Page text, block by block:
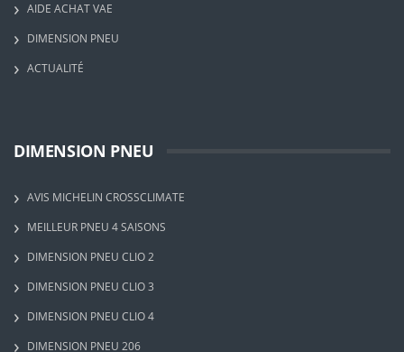
AIDE ACHAT VAE
DIMENSION PNEU
ACTUALITÉ
DIMENSION PNEU
AVIS MICHELIN CROSSCLIMATE
MEILLEUR PNEU 4 SAISONS
DIMENSION PNEU CLIO 2
DIMENSION PNEU CLIO 3
DIMENSION PNEU CLIO 4
DIMENSION PNEU 206